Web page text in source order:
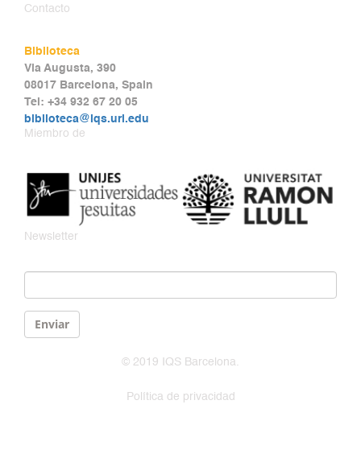
Contacto
Biblioteca
Via Augusta, 390
08017 Barcelona, Spain
Tel: +34 932 67 20 05
biblioteca@iqs.url.edu
Miembro de
Newsletter
Enviar
© 2019 IQS Barcelona.
Política de privacidad